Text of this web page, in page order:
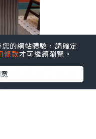
出嚟飲下茶，
嘅【龍點
新鮮事，不過
格，再配合一
的網站體驗，請確定
條款才可繼續瀏覽。